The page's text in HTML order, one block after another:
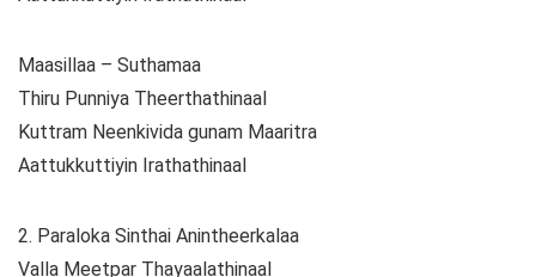
Maasillaa – Suthamaa
Thiru Punniya Theerthathinaal
Kuttram Neenkivida gunam Maaritra
Aattukkuttiyin Irathathinaal
2. Paraloka Sinthai Anintheerkalaa
Valla Meetpar Thayaalathinaal